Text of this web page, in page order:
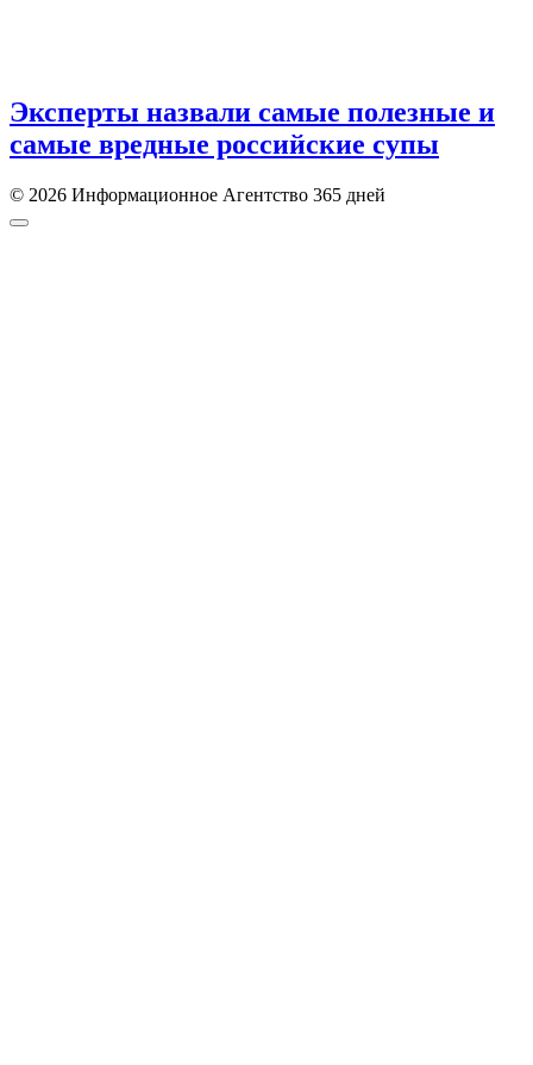
Эксперты назвали самые полезные и
самые вредные российские супы
© 2026 Информационное Агентство 365 дней